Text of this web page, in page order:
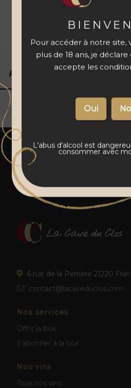
Livraison 48 à 72 h Vins français
Produits associés
6 rue de la Perrière 21220 Fixin
contact@lacaveduclos.com
Nos services
Offrir la box
S'abonner à la box
Nos vins
Tous nos vins
Pour accéder à notre site,
plus de 18 ans, je
accepte les
L'abus d'alcool est
consommer avec